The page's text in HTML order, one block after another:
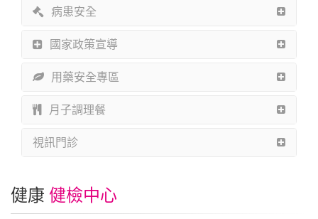
病患安全
國家政策宣導
用藥安全專區
月子調理餐
視訊門診
健康 健檢中心